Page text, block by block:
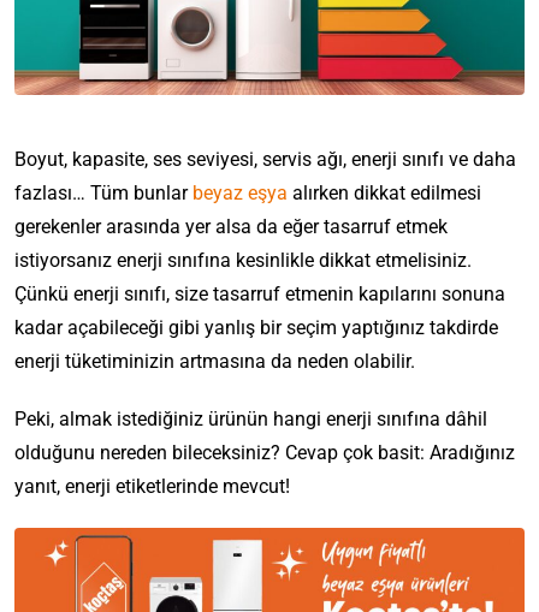
Boyut, kapasite, ses seviyesi, servis ağı, enerji sınıfı ve daha
fazlası… Tüm bunlar beyaz eşya alırken dikkat edilmesi
gerekenler arasında yer alsa da eğer tasarruf etmek
istiyorsanız enerji sınıfına kesinlikle dikkat etmelisiniz.
Çünkü enerji sınıfı, size tasarruf etmenin kapılarını sonuna
kadar açabileceği gibi yanlış bir seçim yaptığınız takdirde
enerji tüketiminizin artmasına da neden olabilir.
Peki, almak istediğiniz ürünün hangi enerji sınıfına dâhil
olduğunu nereden bileceksiniz? Cevap çok basit: Aradığınız
yanıt, enerji etiketlerinde mevcut!